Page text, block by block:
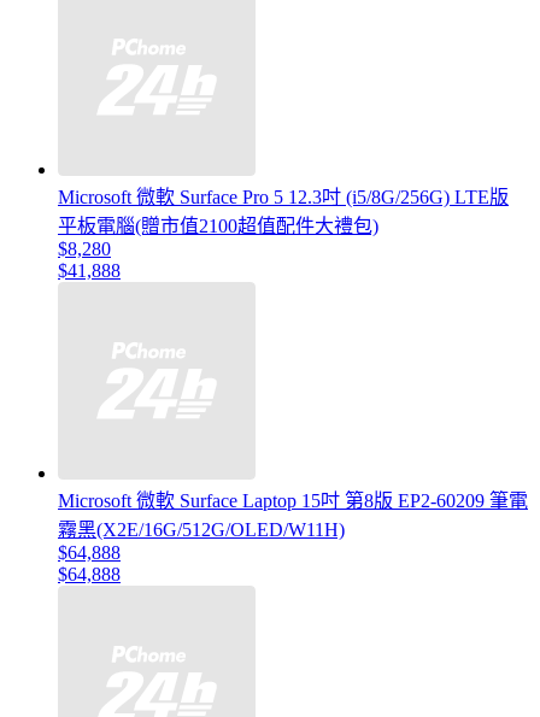
Microsoft 微軟 Surface Pro 5 12.3吋 (i5/8G/256G) LTE版
平板電腦(贈市值2100超值配件大禮包)
$8,280
$41,888
Microsoft 微軟 Surface Laptop 15吋 第8版 EP2-60209 筆電
霧黑(X2E/16G/512G/OLED/W11H)
$64,888
$64,888